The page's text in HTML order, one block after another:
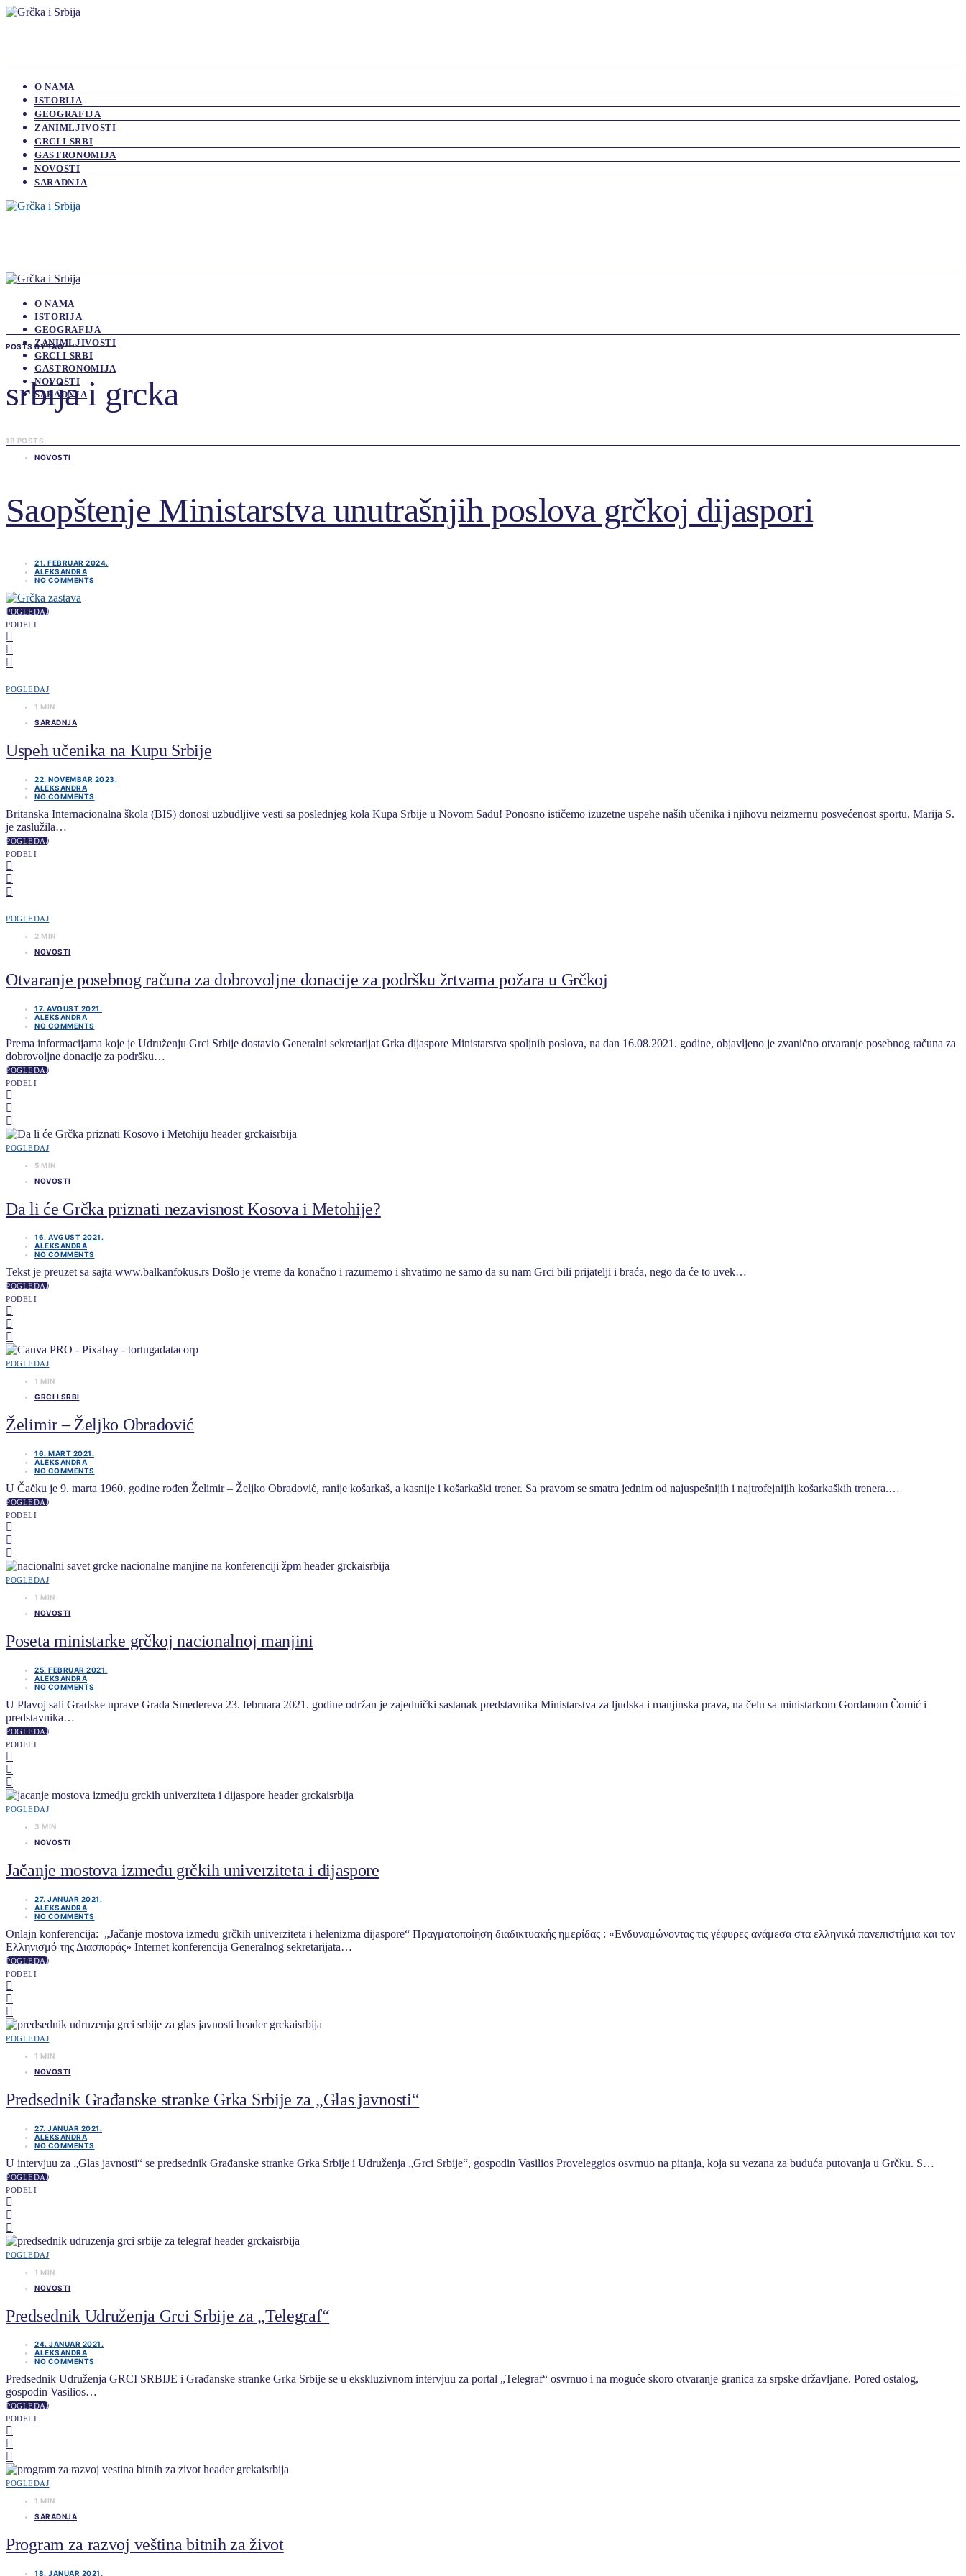
O NAMA
ISTORIJA
GEOGRAFIJA
ZANIMLJIVOSTI
GRCI I SRBI
GASTRONOMIJA
NOVOSTI
SARADNJA
O NAMA
ISTORIJA
GEOGRAFIJA
ZANIMLJIVOSTI
GRCI I SRBI
GASTRONOMIJA
NOVOSTI
SARADNJA
POSTS BY TAG
srbija i grcka
18 POSTS
NOVOSTI
Saopštenje Ministarstva unutrašnjih poslova grčkoj dijaspori
21. FEBRUAR 2024.
ALEKSANDRA
NO COMMENTS
POGLEDAJ
PODELI
POGLEDAJ
1 MIN
SARADNJA
Uspeh učenika na Kupu Srbije
22. NOVEMBAR 2023.
ALEKSANDRA
NO COMMENTS
Britanska Internacionalna škola (BIS) donosi uzbudljive vesti sa poslednjeg kola Kupa Srbije u Novom Sadu! Ponosno ističemo izuzetne uspehe naših učenika i njihovu neizmernu posvećenost sportu. Marija S.
je zaslužila…
POGLEDAJ
PODELI
POGLEDAJ
2 MIN
NOVOSTI
Otvaranje posebnog računa za dobrovoljne donacije za podršku žrtvama požara u Grčkoj
17. AVGUST 2021.
ALEKSANDRA
NO COMMENTS
Prema informacijama koje je Udruženju Grci Srbije dostavio Generalni sekretarijat Grka dijaspore Ministarstva spoljnih poslova, na dan 16.08.2021. godine, objavljeno je zvanično otvaranje posebnog računa za
dobrovoljne donacije za podršku…
POGLEDAJ
PODELI
POGLEDAJ
5 MIN
NOVOSTI
Da li će Grčka priznati nezavisnost Kosova i Metohije?
16. AVGUST 2021.
ALEKSANDRA
NO COMMENTS
Tekst je preuzet sa sajta www.balkanfokus.rs Došlo je vreme da konačno i razumemo i shvatimo ne samo da su nam Grci bili prijatelji i braća, nego da će to uvek…
POGLEDAJ
PODELI
POGLEDAJ
1 MIN
GRCI I SRBI
Želimir – Željko Obradović
16. MART 2021.
ALEKSANDRA
NO COMMENTS
U Čačku je 9. marta 1960. godine rođen Želimir – Željko Obradović, ranije košarkaš, a kasnije i košarkaški trener. Sa pravom se smatra jednim od najuspešnijih i najtrofejnijih košarkaških trenera.…
POGLEDAJ
PODELI
POGLEDAJ
1 MIN
NOVOSTI
Poseta ministarke grčkoj nacionalnoj manjini
25. FEBRUAR 2021.
ALEKSANDRA
NO COMMENTS
U Plavoj sali Gradske uprave Grada Smedereva 23. februara 2021. godine održan je zajednički sastanak predstavnika Ministarstva za ljudska i manjinska prava, na čelu sa ministarkom Gordanom Čomić i
predstavnika…
POGLEDAJ
PODELI
POGLEDAJ
3 MIN
NOVOSTI
Jačanje mostova između grčkih univerziteta i dijaspore
27. JANUAR 2021.
ALEKSANDRA
NO COMMENTS
Onlajn konferencija: „Jačanje mostova između grčkih univerziteta i helenizma dijaspore“ Πραγματοποίηση διαδικτυακής ημερίδας : «Ενδυναμώνοντας τις γέφυρες ανάμεσα στα ελληνικά πανεπιστήμια και τον
Ελληνισμό της Διασποράς» Internet konferencija Generalnog sekretarijata…
POGLEDAJ
PODELI
POGLEDAJ
1 MIN
NOVOSTI
Predsednik Građanske stranke Grka Srbije za „Glas javnosti“
27. JANUAR 2021.
ALEKSANDRA
NO COMMENTS
U intervjuu za „Glas javnosti“ se predsednik Građanske stranke Grka Srbije i Udruženja „Grci Srbije“, gospodin Vasilios Proveleggios osvrnuo na pitanja, koja su vezana za buduća putovanja u Grčku. S…
POGLEDAJ
PODELI
POGLEDAJ
1 MIN
NOVOSTI
Predsednik Udruženja Grci Srbije za „Telegraf“
24. JANUAR 2021.
ALEKSANDRA
NO COMMENTS
Predsednik Udruženja GRCI SRBIJE i Građanske stranke Grka Srbije se u ekskluzivnom intervjuu za portal „Telegraf“ osvrnuo i na moguće skoro otvaranje granica za srpske državljane. Pored ostalog,
gospodin Vasilios…
POGLEDAJ
PODELI
POGLEDAJ
1 MIN
SARADNJA
Program za razvoj veština bitnih za život
18. JANUAR 2021.